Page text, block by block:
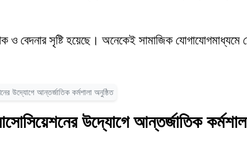
ও বেদনার সৃষ্টি হয়েছে। অনেকেই সামাজিক
উদ্যোগে আন্তর্জাতিক কর্মশালা অনুষ্ঠিত
উদ্যোগে আন্তর্জাতিক